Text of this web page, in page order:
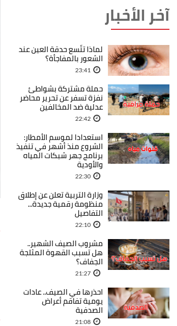
آخر الأخبار
لماذا تتّسع حدقة العين عند
الشعور بالمفاجأة؟
23:41
حملة مشتركة بشواطئ
نفزة تسفر عن تحرير محاضر
عدلية ضد المخالفين
22:42
استعدادا لموسم الأمطار:
الشروع منذ أشهر في تنفيذ
برنامج جهر شبكات المياه
والأودية
22:30
وزارة التربية تعلن عن إطلاق
منظومة رقمية جديدة...
التفاصيل
22:10
مشروب الصيف الشهير..
هل تسبب القهوة المثلجة
الجفاف؟
21:27
احذرها في الصيف.. عادات
يومية تفاقم أعراض
الصدفية
21:08